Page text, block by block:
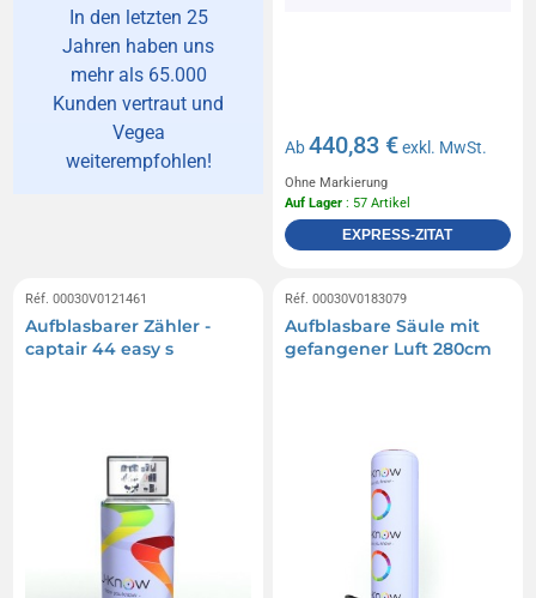
In den letzten 25
Jahren haben uns
mehr als 65.000
Kunden vertraut und
Vegea
weiterempfohlen!
Ab440,83 €exkl. MwSt.
Ohne Markierung
Auf Lager : 57 Artikel
EXPRESS-ZITAT
Réf. 00030V0121461
Aufblasbarer Zähler -
captair 44 easy s
Réf. 00030V0183079
Aufblasbare Säule mit
gefangener Luft 280cm